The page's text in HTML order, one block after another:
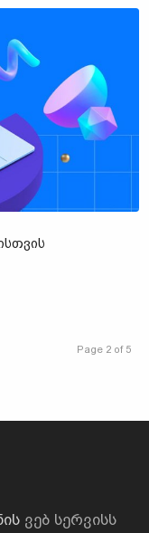
Page 2 of 5
ვებ სერვისს